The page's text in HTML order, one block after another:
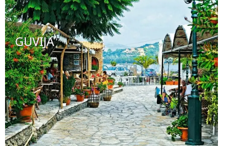
GUVIJA